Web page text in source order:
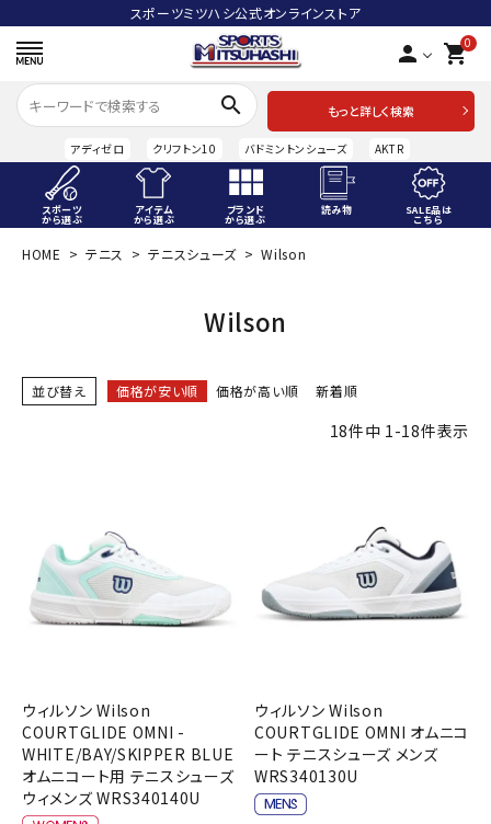
スポーツミツハシ公式オンラインストア
person 0
shopping_cart
search
もっと詳しく検索
アディゼロ クリフトン10 バドミントンシューズ AKTR
スポーツ
から選ぶ
アイテム
から選ぶ
ブランド
から選ぶ
読み物 SALE品は
こちら
ACCOUNT MENU
スポーツから選ぶ
SALE品はこちら
INFORMATIOM
お問い合わせ
メルマガ登録
特定商取引法
HOME テニス テニスシューズ Wilson
Wilson
並び替え 価格が安い順 価格が高い順 新着順
18件中 1-18件表示
ウィルソン Wilson
COURTGLIDE OMNI -
WHITE/BAY/SKIPPER BLUE
オムニコート用 テニスシューズ
ウィメンズ WRS340140U
ウィルソン Wilson
COURTGLIDE OMNI オムニコ
ート テニスシューズ メンズ
WRS340130U